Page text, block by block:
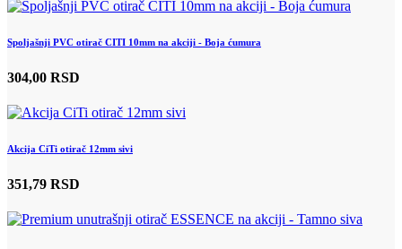
Spoljašnji PVC otirač CITI 10mm na akciji - Boja ćumura
304,00 RSD
Akcija CiTi otirač 12mm sivi
351,79 RSD